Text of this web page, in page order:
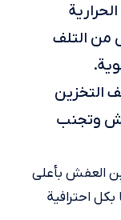
من التلف
التخزين
وتجنب
العفش بأعلى
احترافية